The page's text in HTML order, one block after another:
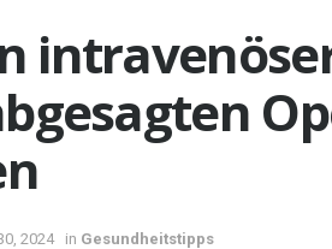
2024 in Gesundheitstipps